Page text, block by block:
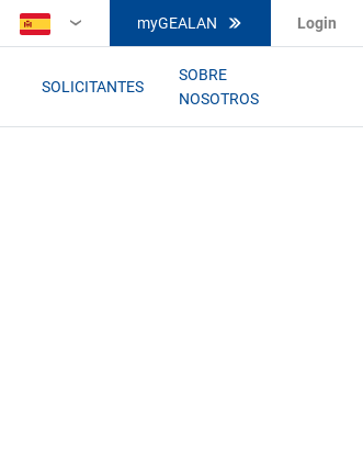
ES
myGEALAN Login
SOLICITANTES
SOBRE
NOSOTROS